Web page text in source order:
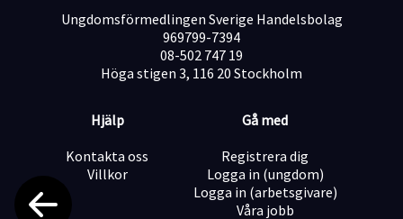
Önskvärda kvalifikationer
Vana att köra hjullastare, grävmaskin, traktor m.m.
C-körkort (tung lastbil)
Allmänt händig och med erfarenhet av
Praktiskt lagd med ett gott handlag
Ansvarstagande, strukturerad och självgående
Serviceinriktad gentemot klient och gäster
En lagspelare som bidrar till motivation och
Ungdomsförmedlingen Sverige Handelsbolag
969799-7394
08-502 747 19
Höga stigen 3, 116 20 Stockholm
Hjälp
Kontakta oss
Villkor
Gå med
Registrera dig
Logga in (ungdom)
Logga in (arbetsgivare)
Våra jobb